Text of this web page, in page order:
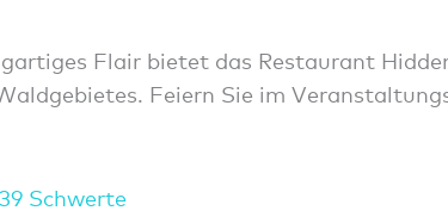
Flair bietet das Restaurant
Feiern Sie im
Schwerte